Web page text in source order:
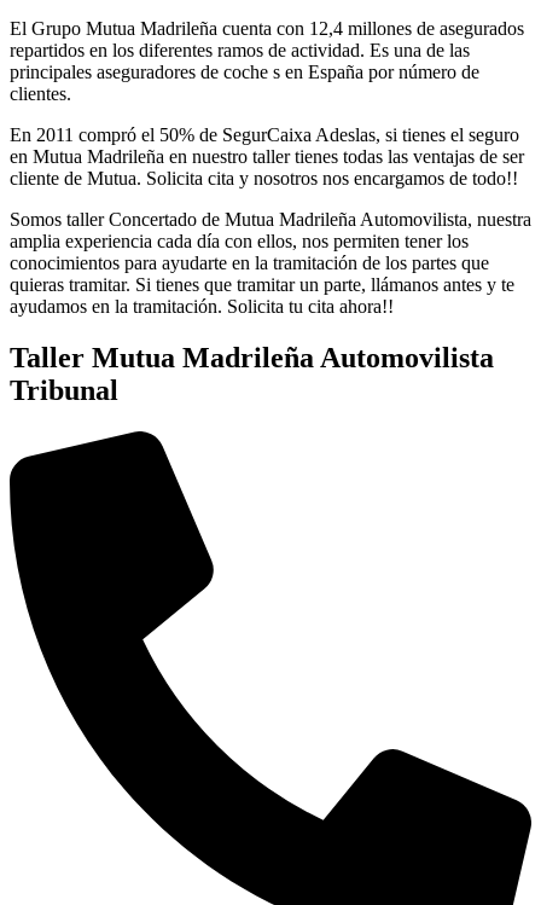
El Grupo Mutua Madrileña cuenta con 12,4 millones de asegurados
repartidos en los diferentes ramos de actividad. Es una de las
principales aseguradores de coche s en España por número de
clientes.
En 2011 compró el 50% de SegurCaixa Adeslas, si tienes el seguro
en Mutua Madrileña en nuestro taller tienes todas las ventajas de ser
cliente de Mutua. Solicita cita y nosotros nos encargamos de todo!!
Somos taller Concertado de Mutua Madrileña Automovilista, nuestra
amplia experiencia cada día con ellos, nos permiten tener los
conocimientos para ayudarte en la tramitación de los partes que
quieras tramitar. Si tienes que tramitar un parte, llámanos antes y te
ayudamos en la tramitación. Solicita tu cita ahora!!
Taller Mutua Madrileña Automovilista
Tribunal